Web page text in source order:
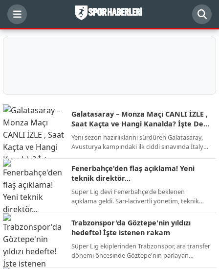
Galatasaray – Monza Maçı CANLI İZLE ,
Saat Kaçta ve Hangi Kanalda? İşte Dev
Randevunun Detayları
Yeni sezon hazırlıklarını sürdüren Galatasaray,
Avusturya kampındaki ilk ciddi sınavında İtalyan
Futbolseverlerin merakla beklediği kritik hazırlık
mücadelesinin yayın kanalı, başlama saati ve
muhtemel kadro detayları netleşti.
Fenerbahçe'den flaş açıklama! Yeni
teknik direktör...
Süper Lig devi Fenerbahçe'de beklenen
açıklama geldi. Sarı-lacivertli yönetim, teknik
ardından resmi duyuruyu yaptı. Taraftarların
günlerdir merakla beklediği isim netleşti.
Trabzonspor'da Göztepe'nin yıldızı
hedefte! İşte istenen rakam
Süper Lig ekiplerinden Trabzonspor, ara transfer
dönemi öncesinde Göztepe'nin parlayan